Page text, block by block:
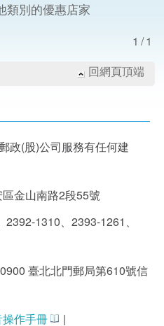
類別的優惠店家
1/1
回網頁頂端
政(股)公司服務有任何建
金山南路2段55號
2392-1310、2393-1261、
臺北北門郵局第610號信
作手冊 |